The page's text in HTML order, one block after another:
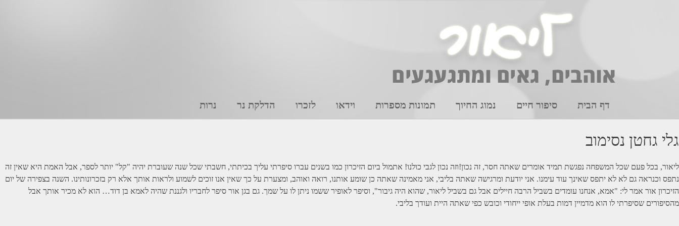
דף הבית סיפור חיים נמוג החיוך תמונות מספרות וידאו לזכרו הדלקת נר נרות
גלי גחטן נסימוב
ליאור, בכל פעם שכל המשפחה נפגשת תמיד אומרים שאתה חסר, זה נכון!וזה נכון לגבי כולנו! אתמול ביום הזיכרון כמו בשנים עברו סיפרתי עליך בכיתתי, חשבתי שכל שנה שעוברת יהיה "קל" יותר לספר, אבל האמת היא שאין זה
נתפס וכנראה גם לא לא יתפס שאינך עוד עימנו. אני יודעת ומרגישה שאתה בליבי, אני מאמינה שאתה כן שומע אותנו, רואה ואוהב, ומצערת על כך שאין אנו זוכים לשמוע ולראות אותך אלא רק בזכרונותינו. השנה בצפירה של יום
הזיכרון אור אמר לי: "אמא, אנחנו עומדים בשביל הרבה חיילים אבל גם בשביל ליאור, שהוא היה גיבור", וסיפר לאופיר ששמו ניתן לו על שמך. גם בגן אור סיפר לחבריו ולגננת שהיה לאמא בן דוד… הוא לא מכיר אותך אבל
מהסיפורים שסיפרתי לו הוא מדמיין דמות בעלת אופי ייחודי וכובש כפי שאתה היית ועודך בליבי.